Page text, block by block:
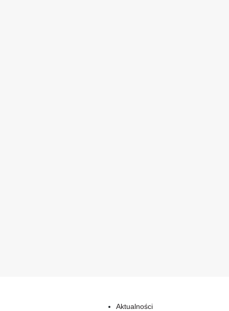
Aktualności